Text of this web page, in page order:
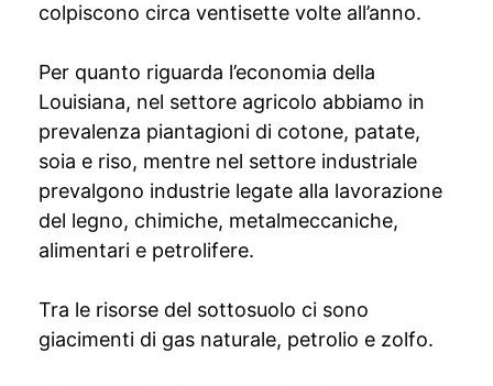
colpiscono circa ventisette volte all’anno.
Per quanto riguarda l’economia della
Louisiana, nel settore agricolo abbiamo in
prevalenza piantagioni di cotone, patate,
soia e riso, mentre nel settore industriale
prevalgono industrie legate alla lavorazione
del legno, chimiche, metalmeccaniche,
alimentari e petrolifere.
Tra le risorse del sottosuolo ci sono
giacimenti di gas naturale, petrolio e zolfo.